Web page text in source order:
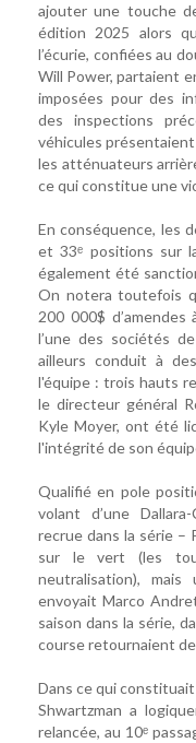
ajouter une touche
édition 2025 alors
l’écurie, confiées au
Will Power, partaient
imposées pour des
des inspections
véhicules
les atténuateurs
ce qui constitue une
En conséquence, les
et 33ᵉ positions sur
également été
On notera toutefois
200 000$
l’une des sociétés
ailleurs conduit à
l'équipe : trois hauts
le directeur général
Kyle Moyer, ont été
l'intégrité de son
Qualifié en pole
volant d’une
recrue dans la série –
sur le vert (les
neutralisation),
envoyait Marco
saison dans la série,
course retournaient
Dans ce qui constituait
Shwartzman a
relancée, au 10ᵉ